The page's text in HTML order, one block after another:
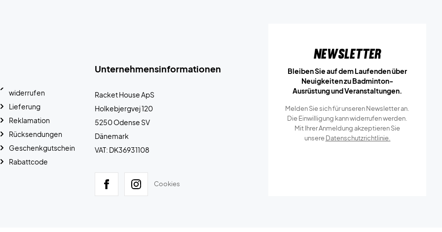
Unternehmensinformationen
Racket House ApS
Holkebjergvej 120
5250 Odense SV
Dänemark
VAT: DK36931108
Cookies
widerrufen
Lieferung
Reklamation
Rücksendungen
Geschenkgutschein
Rabattcode
Newsletter
Bleiben Sie auf dem Laufenden über
Neuigkeiten zu Badminton-
Ausrüstung und Veranstaltungen.
Melden Sie sich für unseren Newsletter an.
Die Einwilligung kann widerrufen werden.
Mit Ihrer Anmeldung akzeptieren Sie
unsereDatenschutzrichtlinie.